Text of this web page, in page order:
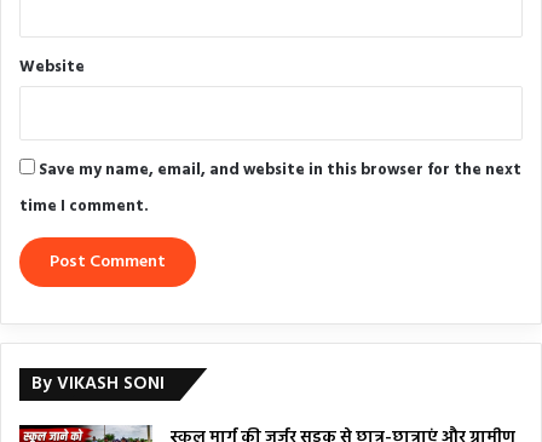
Website
Save my name, email, and website in this browser for the next
time I comment.
By VIKASH SONI